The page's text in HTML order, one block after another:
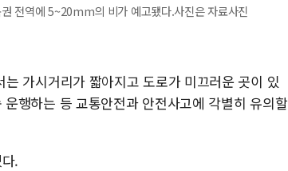
전역에 5~20mm의 비가 예고됐다.사진은 자료사진
가시거리가 짧아지고 도로가 미끄러운 곳이 있
행하는 등 교통안전과 안전사고에 각별히 유의할
.